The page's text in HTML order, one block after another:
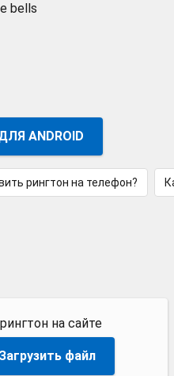
bells
ANDROID
рингтон на телефон?
на сайте
Загрузить файл